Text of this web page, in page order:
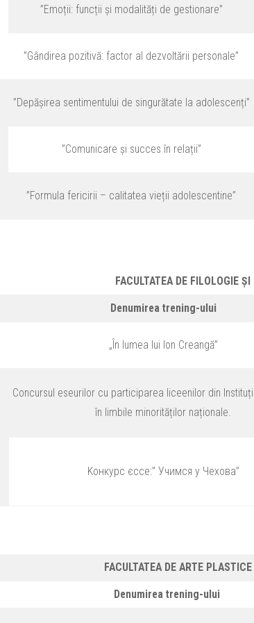
”Emoții: funcții și modalități de gestionare”
”Gândirea pozitivă: factor al dezvoltării personale”
”Depășirea sentimentului de singurătate la adolescenți”
”Comunicare și succes în relații”
”Formula fericirii – calitatea vieții adolescentine”
FACULTATEA DE FILOLOGIE ȘI
Denumirea trening-ului
„În lumea lui Ion Creangă”
Concursul eseurilor cu participarea liceenilor din
în limbile minorităților naționale.
Kонкурс єссе:” Учимся у Чехова”
FACULTATEA DE ARTE
Denumirea trening-ului